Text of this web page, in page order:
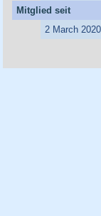
Mitglied seit
2 March